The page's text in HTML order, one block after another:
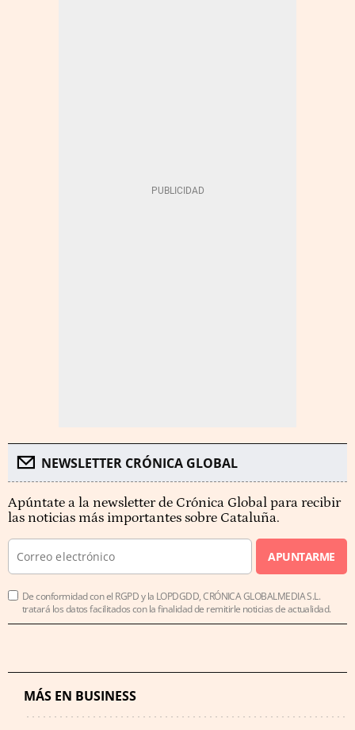
NEWSLETTER CRÓNICA GLOBAL
Apúntate a la newsletter de Crónica Global para recibir
las noticias más importantes sobre Cataluña.
APUNTARME
De conformidad con el RGPD y la LOPDGDD, CRÓNICA GLOBALMEDIA S.L.
tratará los datos facilitados con la finalidad de remitirle noticias de actualidad.
MÁS EN BUSINESS